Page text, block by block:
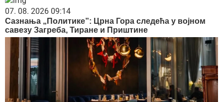
07. 08. 2026 09:14
Сазнања „Политике”: Црна Гора следећа у војном
савезу Загреба, Тиране и Приштине